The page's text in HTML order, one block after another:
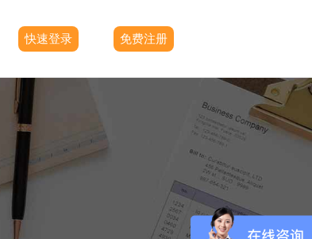
快速登录 免费注册